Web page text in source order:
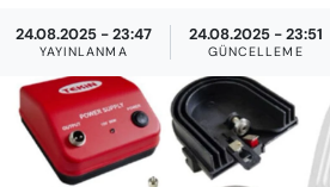
24.08.2025 - 23:47
YAYINLANMA
24.08.2025 - 23:51
GÜNCELLEME
EĞİTİM
Tüm Manşetler
Son Dakika Haberleri
Haber Arşivi